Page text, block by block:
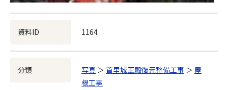
資料ID 1164
分類 写真 ＞ 首里城正殿復元整備工事 ＞ 屋
根工事